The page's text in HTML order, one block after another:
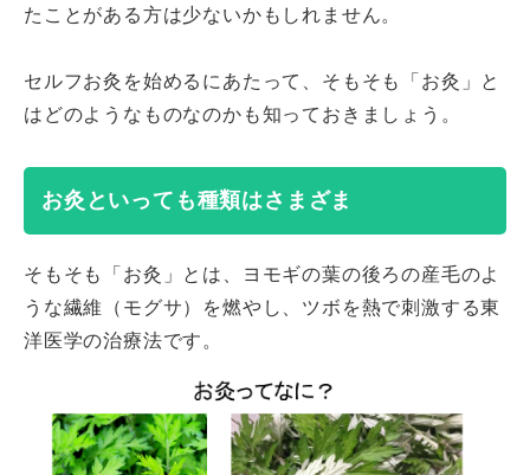
たことがある方は少ないかもしれません。
セルフお灸を始めるにあたって、そもそも「お灸」と
はどのようなものなのかも知っておきましょう。
お灸といっても種類はさまざま
そもそも「お灸」とは、ヨモギの葉の後ろの産毛のよ
うな繊維（モグサ）を燃やし、ツボを熱で刺激する東
洋医学の治療法です。